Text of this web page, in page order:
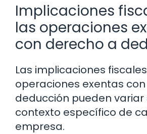
Implicaciones
las operaciones
con derecho a
Las implicaciones
operaciones exentas
deducción pueden variar
contexto específico de
empresa.